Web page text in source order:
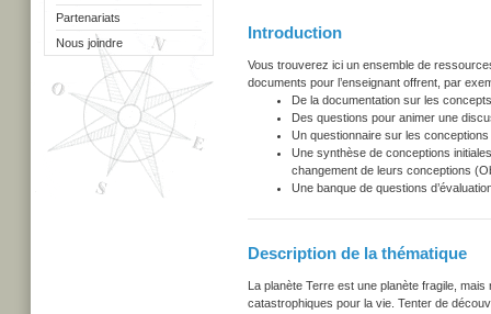
Partenariats
Nous joindre
Introduction
Vous trouverez ici un ensemble de
documents pour l’enseignant offrent, par
De la documentation sur les
Des questions pour animer une
Un questionnaire sur les
Une synthèse de conceptions
changement de leurs conceptions
Une banque de questions
Description de la thématique
La planète Terre est une planète fragile,
catastrophiques pour la vie. Tenter de